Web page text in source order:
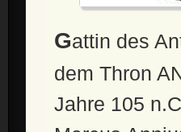
Gattin des Antoninus Pius, eine römische Dame auf
dem Thron
Jahre 105